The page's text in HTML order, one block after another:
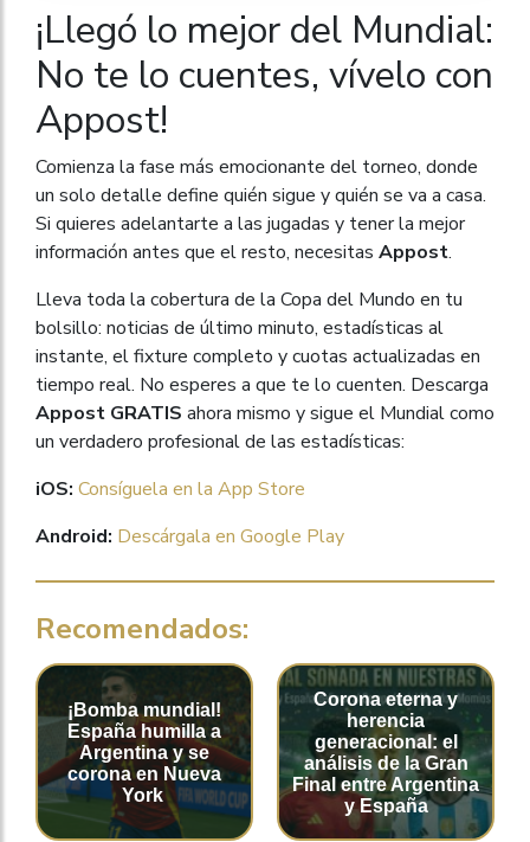
¡Llegó lo mejor del Mundial:
No te lo cuentes, vívelo con
Appost!
Comienza la fase más emocionante del torneo, donde
un solo detalle define quién sigue y quién se va a casa.
Si quieres adelantarte a las jugadas y tener la mejor
información antes que el resto, necesitas Appost.
Lleva toda la cobertura de la Copa del Mundo en tu
bolsillo: noticias de último minuto, estadísticas al
instante, el fixture completo y cuotas actualizadas en
tiempo real. No esperes a que te lo cuenten. Descarga
Appost GRATIS ahora mismo y sigue el Mundial como
un verdadero profesional de las estadísticas:
iOS: Consíguela en la App Store
Android: Descárgala en Google Play
Recomendados:
¡Bomba mundial!
España humilla a
Argentina y se
corona en Nueva
York
Corona eterna y
herencia
generacional: el
análisis de la Gran
Final entre Argentina
y España